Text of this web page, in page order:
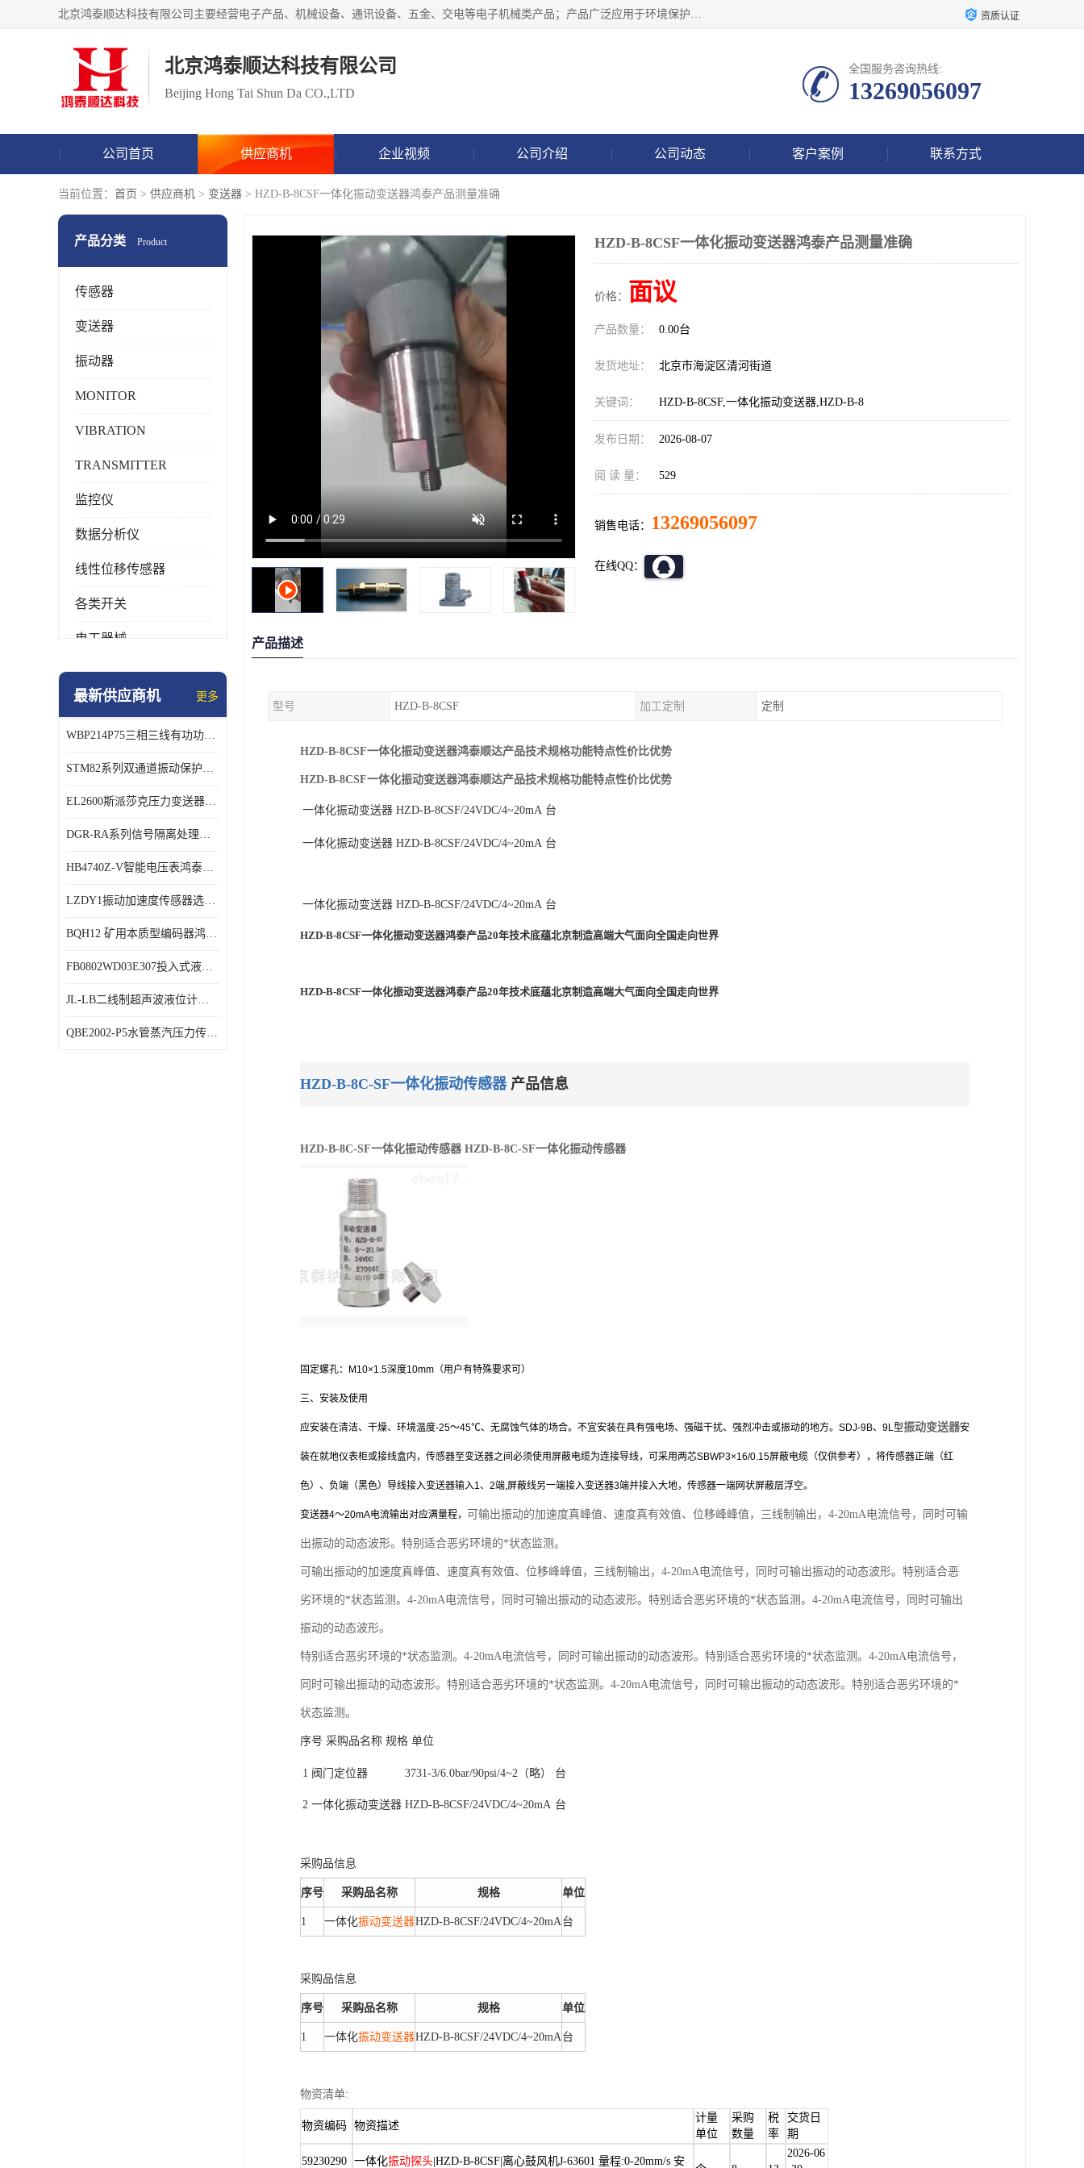
北京鸿泰顺达科技有限公司主要经营电子产品、机械设备、通讯设备、五金、交电等电子机械类产品；产品广泛应用于环境保护、石油化工、电力电子、冶金建筑、煤炭、农业、卫生防疫、教育科研等行业。并成功的与各地环境监测站、污水处理厂、卷烟厂、电厂、高校、科学院所、卫生防疫部门、煤矿、石化厂等用户建立了密切的合作关系。 资质认证
北京鸿泰顺达科技有限公司
Beijing Hong Tai Shun Da CO.,LTD
全国服务咨询热线:
13269056097
公司首页 供应商机 企业视频 公司介绍 公司动态 客户案例 联系方式
当前位置： 首页 > 供应商机 > 变送器 > HZD-B-8CSF一体化振动变送器鸿泰产品测量准确
产品分类 Product
传感器
变送器
振动器
MONITOR
VIBRATION
TRANSMITTER
监控仪
数据分析仪
线性位移传感器
各类开关
电工器械
模块化产品
特殊用处传感器
特殊用途变送器
最新供应商机 更多
WBP214P75三相三线有功功率传感器鸿泰顺达产品稳定性好
STM82系列双通道振动保护表鸿泰产品技术规格
EL2600斯派莎克压力变送器技术规格
DGR-RA系列信号隔离处理器鸿泰产品技术规格
HB4740Z-V智能电压表鸿泰产品外形美观大方
LZDY1振动加速度传感器选型资料
BQH12 矿用本质型编码器鸿泰产品实物展示
FB0802WD03E307投入式液位计鸿泰产品选型参数
JL-LB二线制超声波液位计鸿泰产品外形美观大方
QBE2002-P5水管蒸汽压力传感器西门子产品技术规格
HZD-B-8CSF一体化振动变送器鸿泰产品测量准确
价格： 面议
产品数量： 0.00台
发货地址： 北京市海淀区清河街道
关键词： HZD-B-8CSF,一体化振动变送器,HZD-B-8
发布日期： 2026-08-07
阅 读 量： 529
销售电话： 13269056097
在线QQ：
产品描述
型号 HZD-B-8CSF 加工定制 定制
HZD-B-8CSF一体化振动变送器鸿泰顺达产品技术规格功能特点性价比优势
HZD-B-8CSF一体化振动变送器鸿泰顺达产品技术规格功能特点性价比优势
一体化振动变送器 HZD-B-8CSF/24VDC/4~20mA 台
一体化振动变送器 HZD-B-8CSF/24VDC/4~20mA 台
一体化振动变送器 HZD-B-8CSF/24VDC/4~20mA 台
HZD-B-8CSF一体化振动变送器鸿泰产品20年技术底蕴北京制造高端大气面向全国走向世界
HZD-B-8CSF一体化振动变送器鸿泰产品20年技术底蕴北京制造高端大气面向全国走向世界
HZD-B-8C-SF一体化振动传感器产品信息
HZD-B-8C-SF一体化振动传感器 HZD-B-8C-SF一体化振动传感器
固定螺孔：M10×1.5深度10mm（用户有特殊要求可）
三、安装及使用
应安装在清洁、干燥、环境温度-25～45℃、无腐蚀气体的场合。不宜安装在具有强电场、强磁干扰、强烈冲击或振动的地方。SDJ-9B、9L型振动变送器安
装在就地仪表柜或接线盒内，传感器至变送器之间必须使用屏蔽电缆为连接导线，可采用两芯SBWP3×16/0.15屏蔽电缆（仅供参考），将传感器正端（红
色）、负端（黑色）导线接入变送器输入1、2端,屏蔽线另一端接入变送器3端并接入大地，传感器一端网状屏蔽层浮空。
变送器4～20mA电流输出对应满量程， 可输出振动的加速度真峰值、速度真有效值、位移峰峰值，三线制输出，4-20mA电流信号，同时可输
出振动的动态波形。特别适合恶劣环境的*状态监测。
可输出振动的加速度真峰值、速度真有效值、位移峰峰值，三线制输出，4-20mA电流信号，同时可输出振动的动态波形。特别适合恶
劣环境的*状态监测。4-20mA电流信号，同时可输出振动的动态波形。特别适合恶劣环境的*状态监测。4-20mA电流信号，同时可输出
振动的动态波形。
特别适合恶劣环境的*状态监测。4-20mA电流信号，同时可输出振动的动态波形。特别适合恶劣环境的*状态监测。4-20mA电流信号，
同时可输出振动的动态波形。特别适合恶劣环境的*状态监测。4-20mA电流信号，同时可输出振动的动态波形。特别适合恶劣环境的*
状态监测。
序号 采购品名称 规格 单位
1 阀门定位器 3731-3/6.0bar/90psi/4~2（略） 台
2 一体化振动变送器 HZD-B-8CSF/24VDC/4~20mA 台
采购品信息
序号 采购品名称 规格 单位
1 一体化振动变送器HZD-B-8CSF/24VDC/4~20mA台
采购品信息
序号 采购品名称 规格 单位
1 一体化振动变送器HZD-B-8CSF/24VDC/4~20mA台
物资清单:
物资编码 物资描述
计量
单位
采购
数量
税
率
交货日
期
59230290 一体化振动探头 |HZD-B-8CSF|离心鼓风机J-63601 量程:0-20mm/s 安
2026-06